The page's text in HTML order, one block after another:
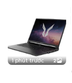
1 phút trước 2